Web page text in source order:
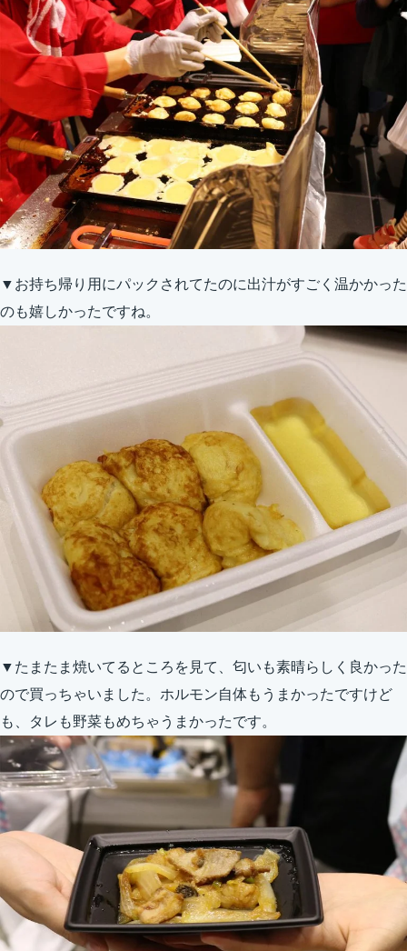
▼お持ち帰り用にパックされてたのに出汁がすごく温かかった
のも嬉しかったですね。
▼たまたま焼いてるところを見て、匂いも素晴らしく良かった
ので買っちゃいました。ホルモン自体もうまかったですけど
も、タレも野菜もめちゃうまかったです。